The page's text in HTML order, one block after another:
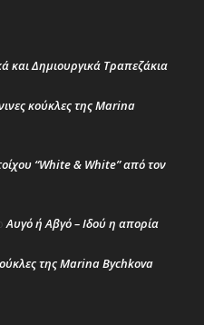
και Δημιουργικά Τραπεζάκια
κούκλες της Marina
“White & White” από τον
Αυγό ή Αβγό – Ιδού η απορία
της Marina Bychkova